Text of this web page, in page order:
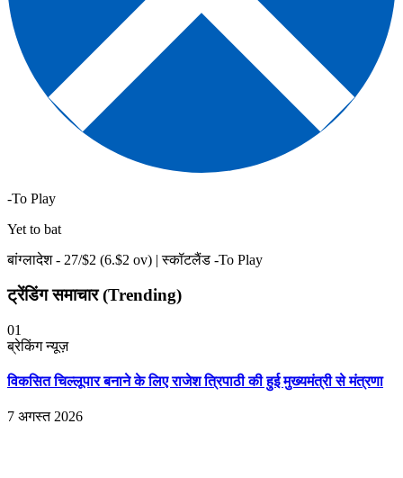
-To Play
Yet to bat
बांग्लादेश - 27/$2 (6.$2 ov) स्कॉटलैंड -To Play
ट्रेंडिंग समाचार (Trending)
01
ब्रेकिंग न्यूज़
विकसित चिल्लूपार बनाने के लिए राजेश त्रिपाठी की हुई मुख्यमंत्री से मंत्रणा
7 अगस्त 2026